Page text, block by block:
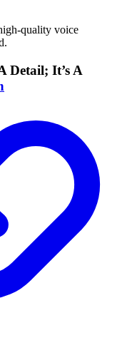
quality voice
Detail; It’s A